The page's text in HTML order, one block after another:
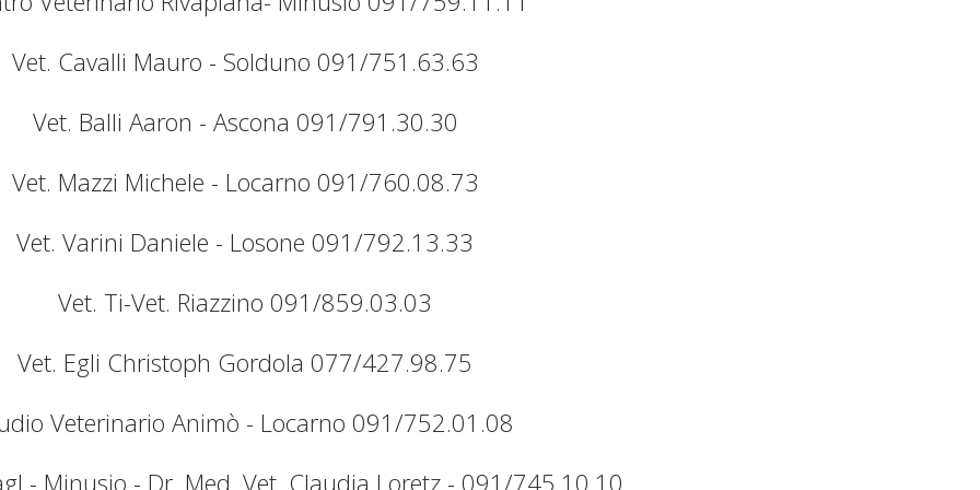
Vet. Cavalli Mauro - Solduno 091/751.63.63
Vet. Balli Aaron - Ascona 091/791.30.30
Vet. Mazzi Michele - Locarno 091/760.08.73
Vet. Varini Daniele - Losone 091/792.13.33
Vet. Ti-Vet. Riazzino 091/859.03.03
Vet. Egli Christoph Gordola 077/427.98.75
Veterinario Animò - Locarno 091/752.01.08
- Minusio - Dr. Med. Vet. Claudia Loretz - 091/745.10.10